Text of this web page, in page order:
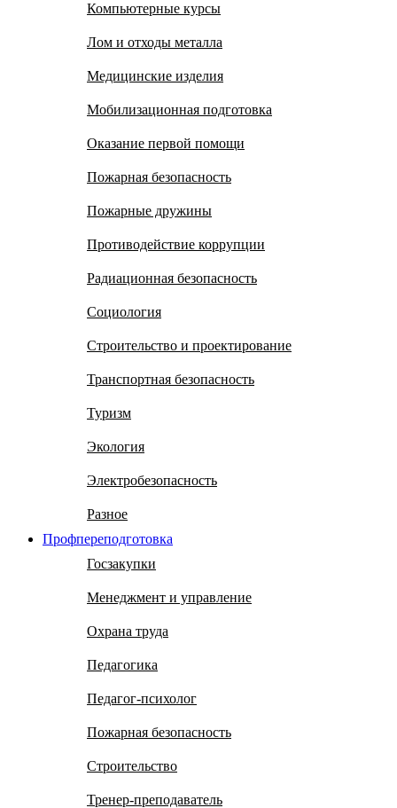
Компьютерные курсы
Лом и отходы металла
Медицинские изделия
Мобилизационная подготовка
Оказание первой помощи
Пожарная безопасность
Пожарные дружины
Противодействие коррупции
Радиационная безопасность
Социология
Строительство и проектирование
Транспортная безопасность
Туризм
Экология
Электробезопасность
Разное
Профпереподготовка
Госзакупки
Менеджмент и управление
Охрана труда
Педагогика
Педагог-психолог
Пожарная безопасность
Строительство
Тренер-преподаватель